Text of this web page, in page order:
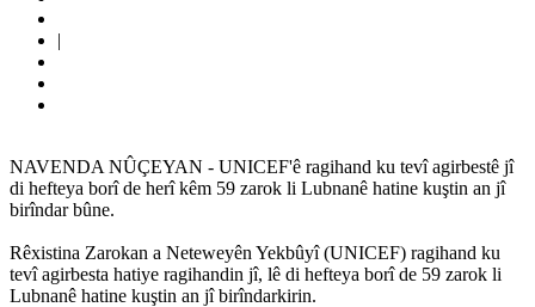
|
NAVENDA NÛÇEYAN - UNICEF'ê ragihand ku tevî agirbestê jî
di hefteya borî de herî kêm 59 zarok li Lubnanê hatine kuştin an jî
birîndar bûne.
Rêxistina Zarokan a Neteweyên Yekbûyî (UNICEF) ragihand ku
tevî agirbesta hatiye ragihandin jî, lê di hefteya borî de 59 zarok li
Lubnanê hatine kuştin an jî birîndarkirin.